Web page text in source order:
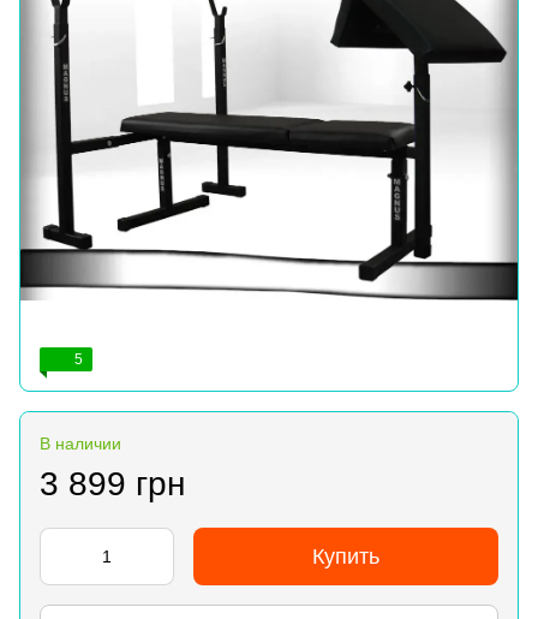
5
В наличии
3 899 грн
Купить